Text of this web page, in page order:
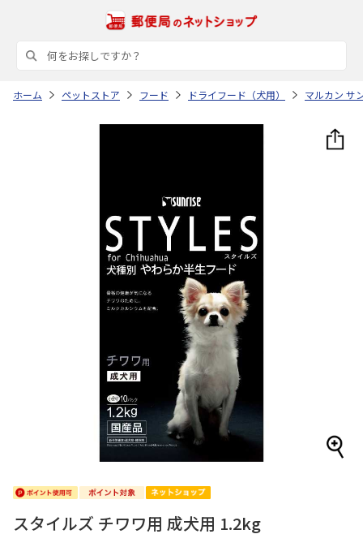
ホーム ペットストア フード ドライフード（犬用） マルカン サ
スタイルズ チワワ用 成犬用 1.2kg